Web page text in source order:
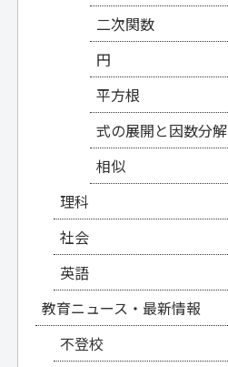
二次関数
円
平方根
式の展開と因数分解
相似
理科
社会
英語
教育ニュース・最新情報
不登校